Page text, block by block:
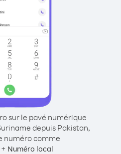
sur le pavé numérique
depuis Pakistan,
numéro comme
Numéro local